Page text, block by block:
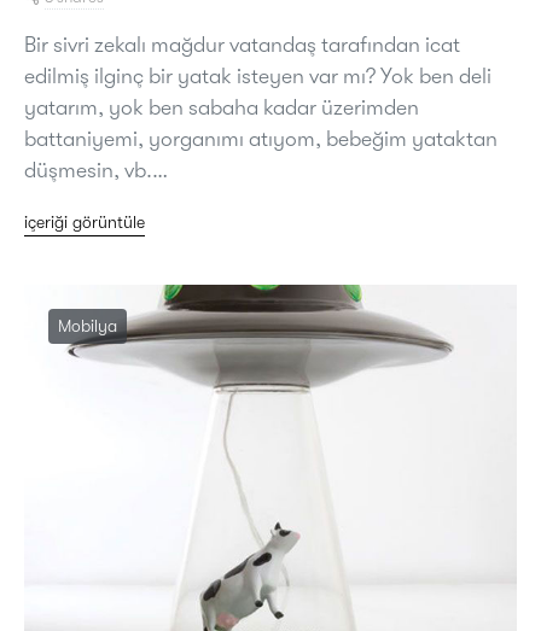
Bir sivri zekalı mağdur vatandaş tarafından icat
edilmiş ilginç bir yatak isteyen var mı? Yok ben deli
yatarım, yok ben sabaha kadar üzerimden
battaniyemi, yorganımı atıyom, bebeğim yataktan
düşmesin, vb.…
içeriği görüntüle
Mobilya